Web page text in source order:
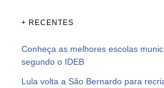
+ RECENTES
Conheça as melhores escolas
segundo o IDEB
Lula volta a São Bernardo para